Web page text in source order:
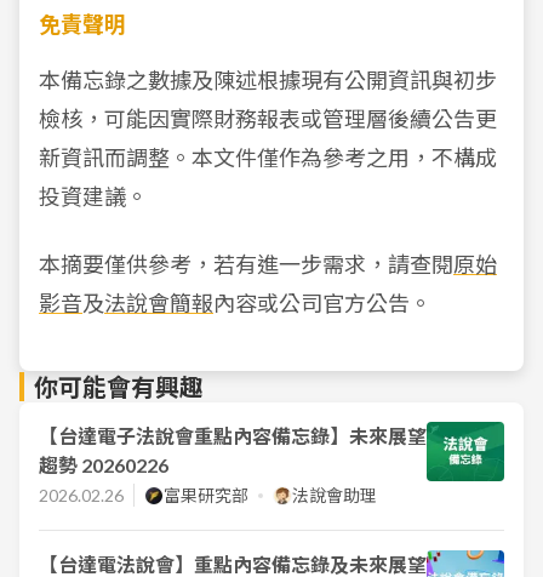
免責聲明
本備忘錄之數據及陳述根據現有公開資訊與初步
檢核，可能因實際財務報表或管理層後續公告更
新資訊而調整。本文件僅作為參考之用，不構成
投資建議。
本摘要僅供參考，若有進一步需求，請查閱原始
影音及法說會簡報內容或公司官方公告。
你可能會有興趣
【台達電子法說會重點內容備忘錄】未來展望
趨勢 20260226
2026.02.26 富果研究部 法說會助理
【台達電法說會】重點內容備忘錄及未來展望